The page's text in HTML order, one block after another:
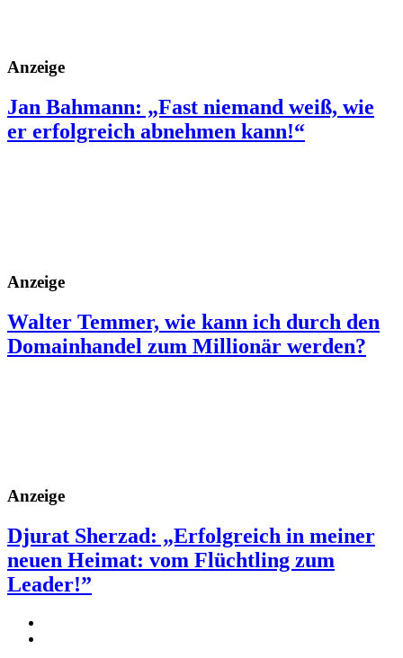
Anzeige
Jan Bahmann: „Fast niemand weiß, wie
er erfolgreich abnehmen kann!“
Anzeige
Walter Temmer, wie kann ich durch den
Domainhandel zum Millionär werden?
Anzeige
Djurat Sherzad: „Erfolgreich in meiner
neuen Heimat: vom Flüchtling zum
Leader!”